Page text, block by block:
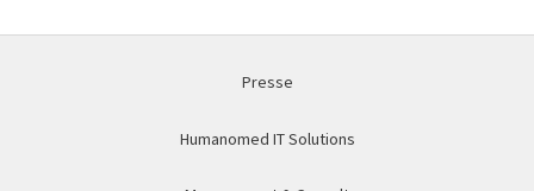
Presse
Humanomed IT Solutions